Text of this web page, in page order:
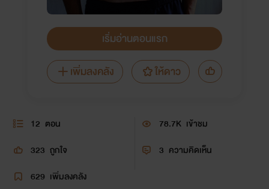
เริ่มอ่านตอนแรก
เพิ่มลงคลัง
ให้ดาว
12 ตอน 78.7K เข้าชม
323 ถูกใจ 3 ความคิดเห็น
629 เพิ่มลงคลัง